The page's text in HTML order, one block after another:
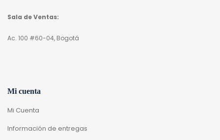
Sala de Ventas:
Ac. 100 #60-04, Bogotá
Mi cuenta
Mi Cuenta
Información de entregas